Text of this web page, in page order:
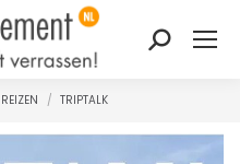
Zoeken:
TRIPTALK